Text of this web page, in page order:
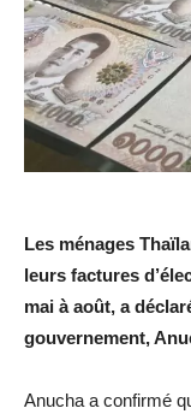
Les ménages
leurs factures
mai à août, a
gouvernement,
Anucha a confirmé